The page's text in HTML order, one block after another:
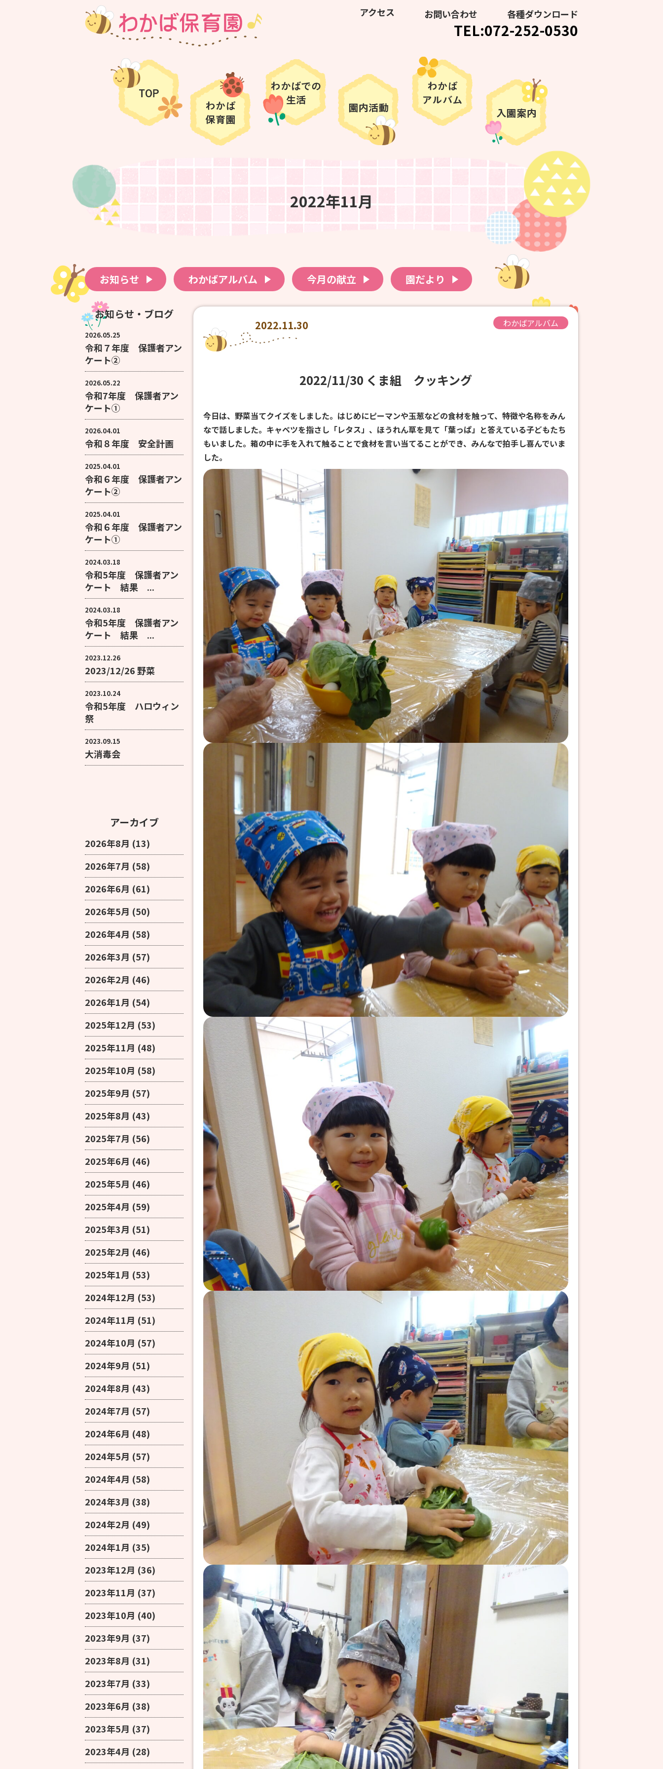
アクセス お問い合わせ 各種ダウンロード
TEL:072-252-0530
2022年11月
お知らせ わかばアルバム 今月の献立 園だより
お知らせ・ブログ
2026.05.25
令和７年度 保護者アン
ケート②
2026.05.22
令和7年度 保護者アン
ケート①
2026.04.01
令和８年度 安全計画
2025.04.01
令和６年度 保護者アン
ケート②
2025.04.01
令和６年度 保護者アン
ケート①
2024.03.18
令和5年度 保護者アン
ケート 結果 ...
2024.03.18
令和5年度 保護者アン
ケート 結果 ...
2023.12.26
2023/12/26 野菜
2023.10.24
令和5年度 ハロウィン
祭
2023.09.15
大消毒会
アーカイブ
2026年8月 (13)
2026年7月 (58)
2026年6月 (61)
2026年5月 (50)
2026年4月 (58)
2026年3月 (57)
2026年2月 (46)
2026年1月 (54)
2025年12月 (53)
2025年11月 (48)
2025年10月 (58)
2025年9月 (57)
2025年8月 (43)
2025年7月 (56)
2025年6月 (46)
2025年5月 (46)
2025年4月 (59)
2025年3月 (51)
2025年2月 (46)
2025年1月 (53)
2024年12月 (53)
2024年11月 (51)
2024年10月 (57)
2024年9月 (51)
2024年8月 (43)
2024年7月 (57)
2024年6月 (48)
2024年5月 (57)
2024年4月 (58)
2024年3月 (38)
2024年2月 (49)
2024年1月 (35)
2023年12月 (36)
2023年11月 (37)
2023年10月 (40)
2023年9月 (37)
2023年8月 (31)
2023年7月 (33)
2023年6月 (38)
2023年5月 (37)
2023年4月 (28)
2022.11.30 わかばアルバム
2022/11/30 くま組 クッキング
今日は、野菜当てクイズをしました。はじめにピーマンや玉葱などの食材を触って、特徴や名称をみん
なで話しました。キャベツを指さし「レタス」、ほうれん草を見て「葉っぱ」と答えている子どもたち
もいました。箱の中に手を入れて触ることで食材を言い当てることができ、みんなで拍手し喜んでいま
した。